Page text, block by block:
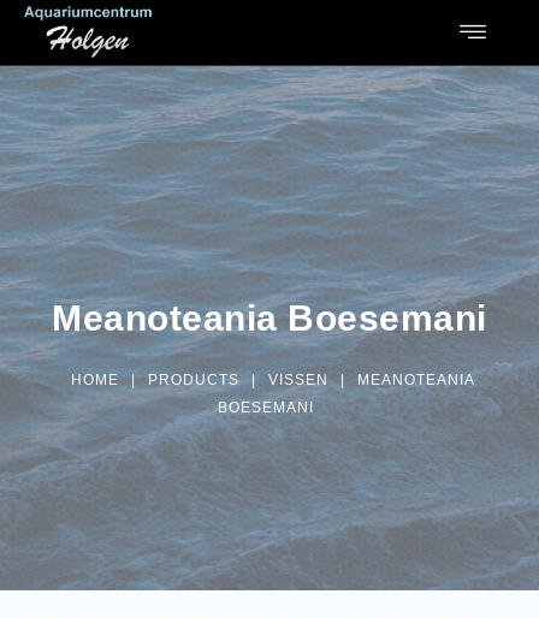
Meanoteania Boesemani
HOME | PRODUCTS VISSEN |
MEANOTEANIA
BOESEMANI